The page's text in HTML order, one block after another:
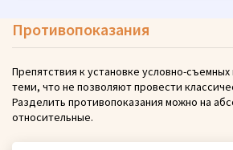
Противопоказания
Препятствия к установке условно-
теми, что не позволяют провести
Разделить противопоказания можно на
относительные.